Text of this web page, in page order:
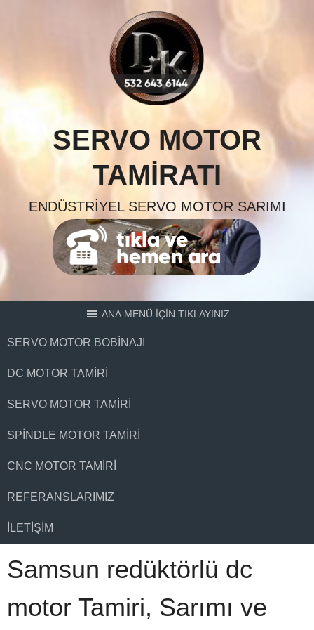
SERVO MOTOR
TAMIRATI
ENDÜSTRIYEL SERVO MOTOR SARIMI
ANA MENÜ İÇİN TIKLAYINIZ
SERVO MOTOR BOBINAJI
DC MOTOR TAMIRI
SERVO MOTOR TAMIRI
SPINDLE MOTOR TAMIRI
CNC MOTOR TAMIRI
REFERANSLARIMIZ
İLETIŞIM
Samsun redüktörlü dc
motor Tamiri, Sarımı ve